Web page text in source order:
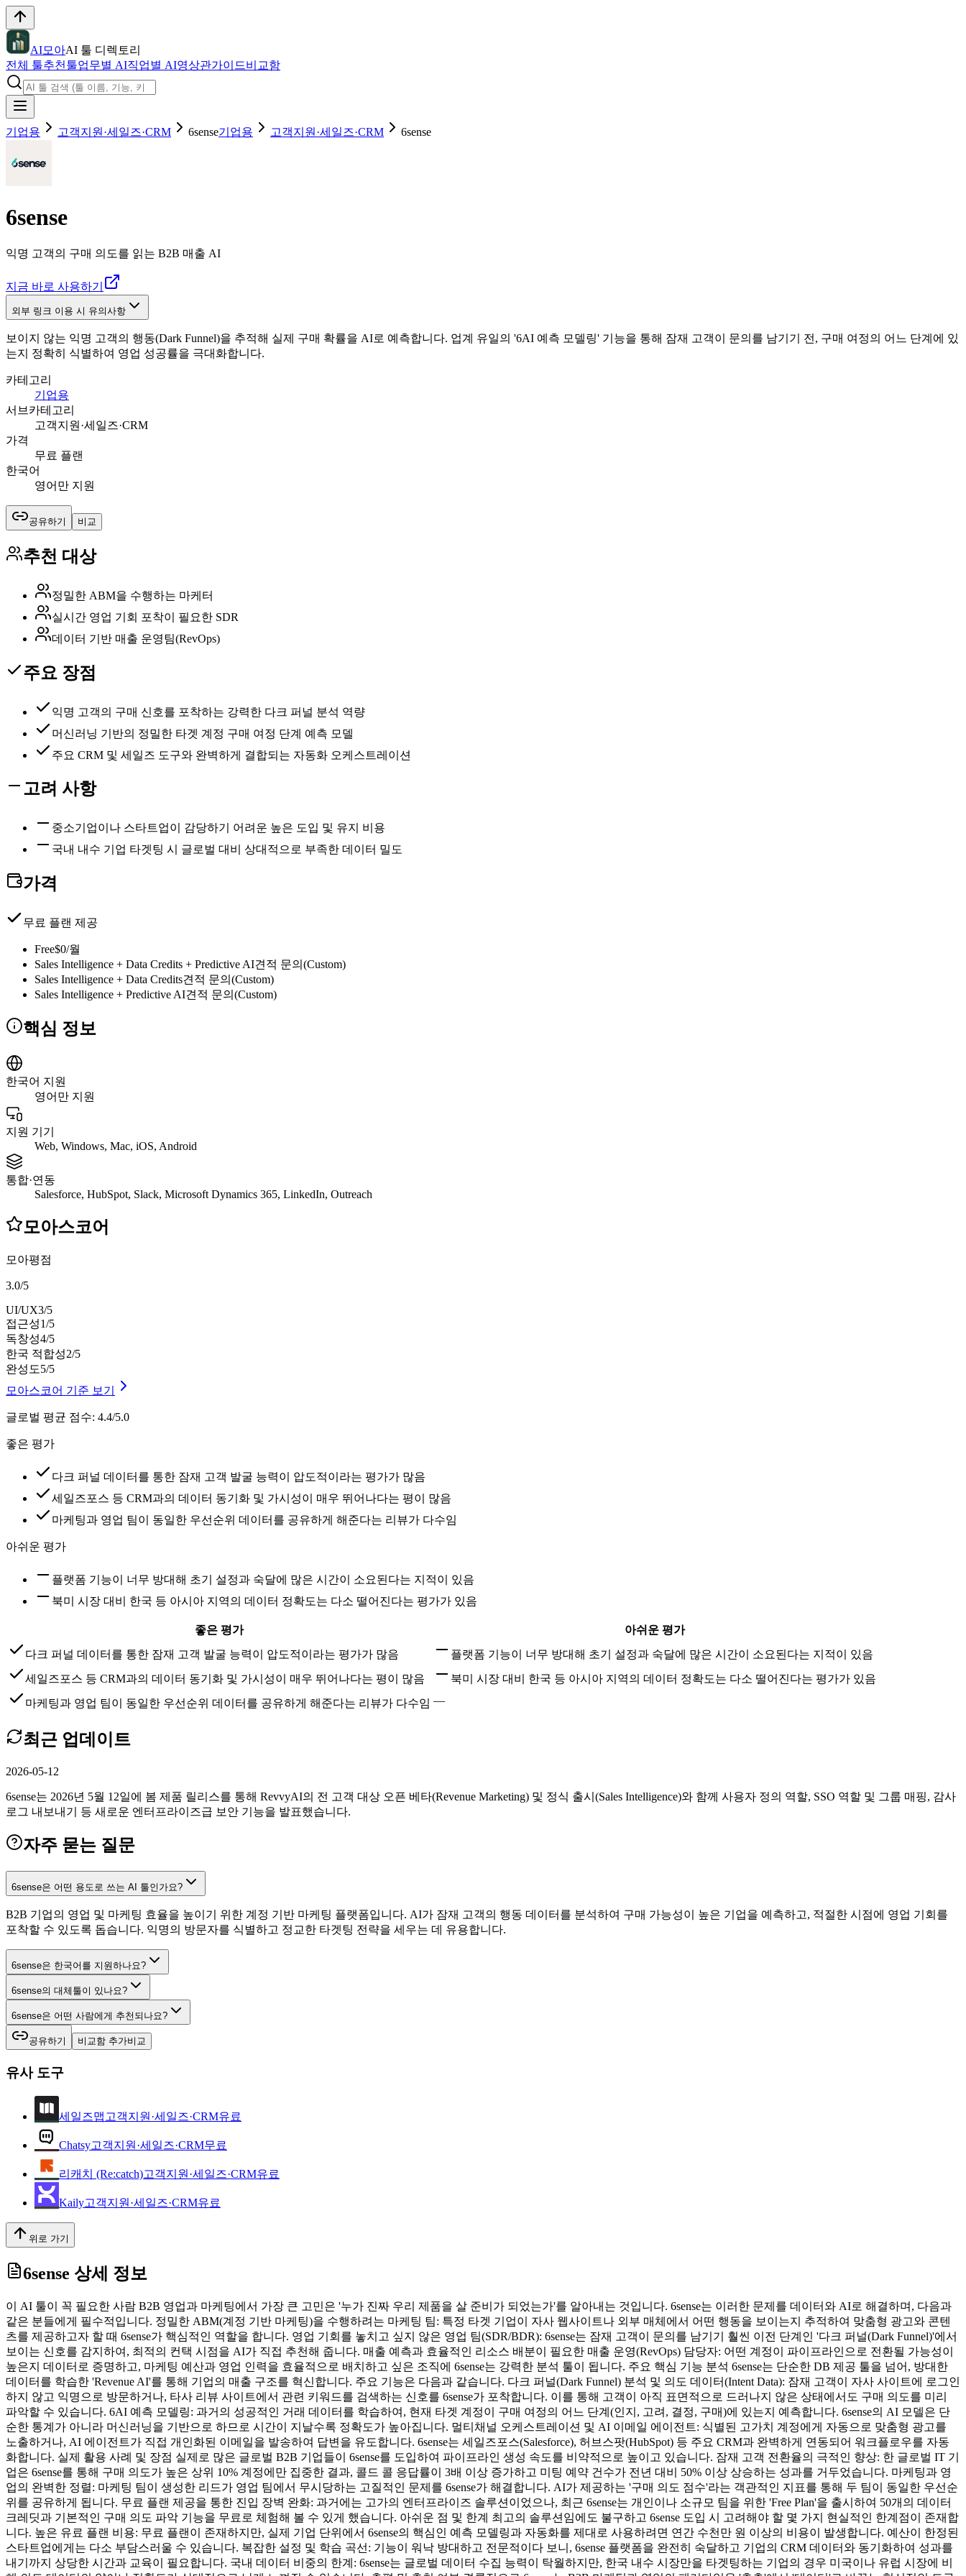
AI모아AI 툴 디렉토리
전체 툴추천툴업무별 AI직업별 AI영상관가이드비교함
기업용 고객지원·세일즈·CRM 6sense기업용 고객지원·세일즈·CRM 6sense
6sense
익명 고객의 구매 의도를 읽는 B2B 매출 AI
지금 바로 사용하기
외부 링크 이용 시 유의사항
보이지 않는 익명 고객의 행동(Dark Funnel)을 추적해 실제 구매 확률을 AI로 예측합니다. 업계 유일의 '6AI 예측 모델링' 기능을 통해 잠재 고객이 문의를 남기기 전, 구매 여정의 어느 단계에 있
는지 정확히 식별하여 영업 성공률을 극대화합니다.
카테고리
기업용
서브카테고리
고객지원·세일즈·CRM
가격
무료 플랜
한국어
영어만 지원
공유하기 비교
추천 대상
정밀한 ABM을 수행하는 마케터
실시간 영업 기회 포착이 필요한 SDR
데이터 기반 매출 운영팀(RevOps)
주요 장점
익명 고객의 구매 신호를 포착하는 강력한 다크 퍼널 분석 역량
머신러닝 기반의 정밀한 타겟 계정 구매 여정 단계 예측 모델
주요 CRM 및 세일즈 도구와 완벽하게 결합되는 자동화 오케스트레이션
고려 사항
중소기업이나 스타트업이 감당하기 어려운 높은 도입 및 유지 비용
국내 내수 기업 타겟팅 시 글로벌 대비 상대적으로 부족한 데이터 밀도
가격
무료 플랜 제공
Free$0/월
Sales Intelligence + Data Credits + Predictive AI견적 문의(Custom)
Sales Intelligence + Data Credits견적 문의(Custom)
Sales Intelligence + Predictive AI견적 문의(Custom)
핵심 정보
한국어 지원
영어만 지원
지원 기기
Web, Windows, Mac, iOS, Android
통합·연동
Salesforce, HubSpot, Slack, Microsoft Dynamics 365, LinkedIn, Outreach
모아스코어
모아평점
3.0/5
UI/UX3/5
접근성1/5
독창성4/5
한국 적합성2/5
완성도5/5
모아스코어 기준 보기
글로벌 평균 점수: 4.4/5.0
좋은 평가
다크 퍼널 데이터를 통한 잠재 고객 발굴 능력이 압도적이라는 평가가 많음
세일즈포스 등 CRM과의 데이터 동기화 및 가시성이 매우 뛰어나다는 평이 많음
마케팅과 영업 팀이 동일한 우선순위 데이터를 공유하게 해준다는 리뷰가 다수임
아쉬운 평가
플랫폼 기능이 너무 방대해 초기 설정과 숙달에 많은 시간이 소요된다는 지적이 있음
북미 시장 대비 한국 등 아시아 지역의 데이터 정확도는 다소 떨어진다는 평가가 있음
좋은 평가
아쉬운 평가
다크 퍼널 데이터를 통한 잠재 고객 발굴 능력이 압도적이라는 평가가 많음
플랫폼 기능이 너무 방대해 초기 설정과 숙달에 많은 시간이 소요된다는 지적이 있음
세일즈포스 등 CRM과의 데이터 동기화 및 가시성이 매우 뛰어나다는 평이 많음
북미 시장 대비 한국 등 아시아 지역의 데이터 정확도는 다소 떨어진다는 평가가 있음
마케팅과 영업 팀이 동일한 우선순위 데이터를 공유하게 해준다는 리뷰가 다수임 —
최근 업데이트
2026-05-12
6sense는 2026년 5월 12일에 봄 제품 릴리스를 통해 RevvyAI의 전 고객 대상 오픈 베타(Revenue Marketing) 및 정식 출시(Sales Intelligence)와 함께 사용자 정의 역할, SSO 역할 및 그룹 매핑, 감사
로그 내보내기 등 새로운 엔터프라이즈급 보안 기능을 발표했습니다.
자주 묻는 질문
6sense은 어떤 용도로 쓰는 AI 툴인가요?
B2B 기업의 영업 및 마케팅 효율을 높이기 위한 계정 기반 마케팅 플랫폼입니다. AI가 잠재 고객의 행동 데이터를 분석하여 구매 가능성이 높은 기업을 예측하고, 적절한 시점에 영업 기회를
포착할 수 있도록 돕습니다. 익명의 방문자를 식별하고 정교한 타겟팅 전략을 세우는 데 유용합니다.
6sense은 한국어를 지원하나요?
6sense의 대체툴이 있나요?
6sense은 어떤 사람에게 추천되나요?
공유하기 비교함 추가비교
유사 도구
세일즈맵 고객지원·세일즈·CRM유료
Chatsy고객지원·세일즈·CRM무료
리캐치 (Re:catch)고객지원·세일즈·CRM유료
Kaily고객지원·세일즈·CRM유료
위로 가기
6sense 상세 정보
이 AI 툴이 꼭 필요한 사람 B2B 영업과 마케팅에서 가장 큰 고민은 '누가 진짜 우리 제품을 살 준비가 되었는가'를 알아내는 것입니다. 6sense는 이러한 문제를 데이터와 AI로 해결하며, 다음과
같은 분들에게 필수적입니다. 정밀한 ABM(계정 기반 마케팅)을 수행하려는 마케팅 팀: 특정 타겟 기업이 자사 웹사이트나 외부 매체에서 어떤 행동을 보이는지 추적하여 맞춤형 광고와 콘텐
츠를 제공하고자 할 때 6sense가 핵심적인 역할을 합니다. 영업 기회를 놓치고 싶지 않은 영업 팀(SDR/BDR): 6sense는 잠재 고객이 문의를 남기기 훨씬 이전 단계인 '다크 퍼널(Dark Funnel)'에서
보이는 신호를 감지하여, 최적의 컨택 시점을 AI가 직접 추천해 줍니다. 매출 예측과 효율적인 리소스 배분이 필요한 매출 운영(RevOps) 담당자: 어떤 계정이 파이프라인으로 전환될 가능성이
높은지 데이터로 증명하고, 마케팅 예산과 영업 인력을 효율적으로 배치하고 싶은 조직에 6sense는 강력한 분석 툴이 됩니다. 주요 핵심 기능 분석 6sense는 단순한 DB 제공 툴을 넘어, 방대한
데이터를 학습한 'Revenue AI'를 통해 기업의 매출 구조를 혁신합니다. 주요 기능은 다음과 같습니다. 다크 퍼널(Dark Funnel) 분석 및 의도 데이터(Intent Data): 잠재 고객이 자사 사이트에 로그인
하지 않고 익명으로 방문하거나, 타사 리뷰 사이트에서 관련 키워드를 검색하는 신호를 6sense가 포착합니다. 이를 통해 고객이 아직 표면적으로 드러나지 않은 상태에서도 구매 의도를 미리
파악할 수 있습니다. 6AI 예측 모델링: 과거의 성공적인 거래 데이터를 학습하여, 현재 타겟 계정이 구매 여정의 어느 단계(인지, 고려, 결정, 구매)에 있는지 예측합니다. 6sense의 AI 모델은 단
순한 통계가 아니라 머신러닝을 기반으로 하므로 시간이 지날수록 정확도가 높아집니다. 멀티채널 오케스트레이션 및 AI 이메일 에이전트: 식별된 고가치 계정에게 자동으로 맞춤형 광고를
노출하거나, AI 에이전트가 직접 개인화된 이메일을 발송하여 답변을 유도합니다. 6sense는 세일즈포스(Salesforce), 허브스팟(HubSpot) 등 주요 CRM과 완벽하게 연동되어 워크플로우를 자동
화합니다. 실제 활용 사례 및 장점 실제로 많은 글로벌 B2B 기업들이 6sense를 도입하여 파이프라인 생성 속도를 비약적으로 높이고 있습니다. 잠재 고객 전환율의 극적인 향상: 한 글로벌 IT 기
업은 6sense를 통해 구매 의도가 높은 상위 10% 계정에만 집중한 결과, 콜드 콜 응답률이 3배 이상 증가하고 미팅 예약 건수가 전년 대비 50% 이상 상승하는 성과를 거두었습니다. 마케팅과 영
업의 완벽한 정렬: 마케팅 팀이 생성한 리드가 영업 팀에서 무시당하는 고질적인 문제를 6sense가 해결합니다. AI가 제공하는 '구매 의도 점수'라는 객관적인 지표를 통해 두 팀이 동일한 우선순
위를 공유하게 됩니다. 무료 플랜 제공을 통한 진입 장벽 완화: 과거에는 고가의 엔터프라이즈 솔루션이었으나, 최근 6sense는 개인이나 소규모 팀을 위한 'Free Plan'을 출시하여 50개의 데이터
크레딧과 기본적인 구매 의도 파악 기능을 무료로 체험해 볼 수 있게 했습니다. 아쉬운 점 및 한계 최고의 솔루션임에도 불구하고 6sense 도입 시 고려해야 할 몇 가지 현실적인 한계점이 존재합
니다. 높은 유료 플랜 비용: 무료 플랜이 존재하지만, 실제 기업 단위에서 6sense의 핵심인 예측 모델링과 자동화를 제대로 사용하려면 연간 수천만 원 이상의 비용이 발생합니다. 예산이 한정된
스타트업에게는 다소 부담스러울 수 있습니다. 복잡한 설정 및 학습 곡선: 기능이 워낙 방대하고 전문적이다 보니, 6sense 플랫폼을 완전히 숙달하고 기업의 CRM 데이터와 동기화하여 성과를
내기까지 상당한 시간과 교육이 필요합니다. 국내 데이터 비중의 한계: 6sense는 글로벌 데이터 수집 능력이 탁월하지만, 한국 내수 시장만을 타겟팅하는 기업의 경우 미국이나 유럽 시장에 비